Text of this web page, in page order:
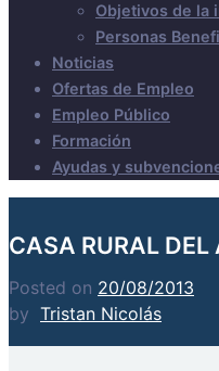
Objetivos de la
Personas
Noticias
Ofertas de Empleo
Empleo Público
Formación
Ayudas y
CASA RURAL DEL
Posted on 20/08/2013
by Tristan Nicolás